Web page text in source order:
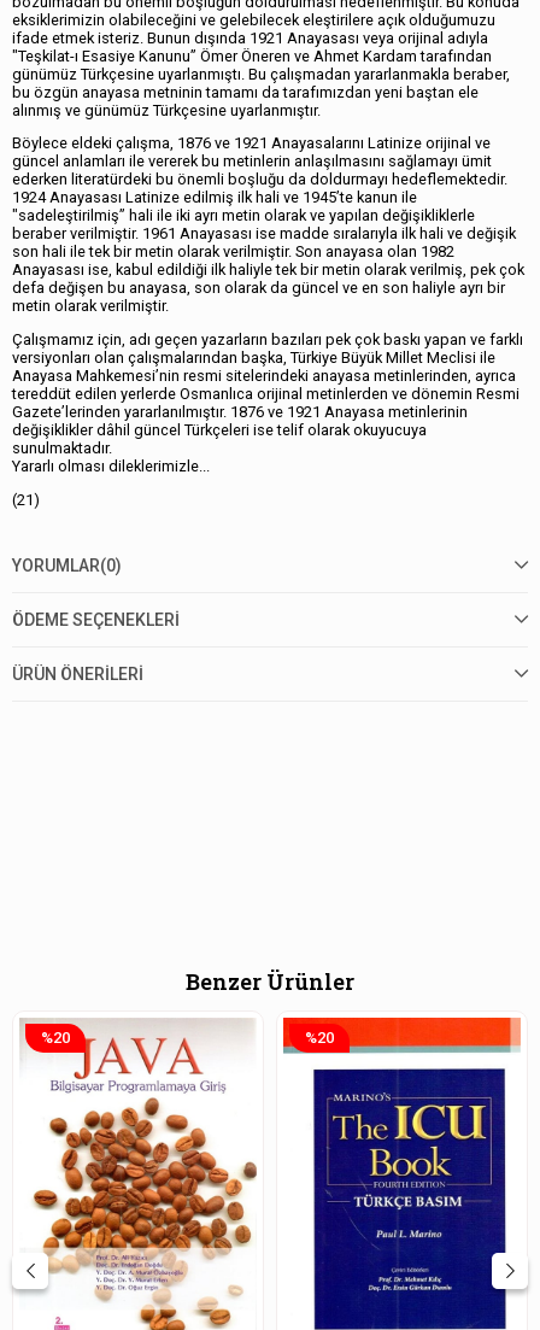
eksiklerimizin olabileceğini ve gelebilecek eleştirilere açık olduğumuzu
ifade etmek isteriz. Bunun dışında 1921 Anayasası veya orijinal adıyla
"Teşkilat-ı Esasiye Kanunu” Ömer Öneren ve Ahmet Kardam tarafından
günümüz Türkçesine uyarlanmıştı. Bu çalışmadan yararlanmakla beraber,
bu özgün anayasa metninin tamamı da tarafımızdan yeni baştan ele
alınmış ve günümüz Türkçesine uyarlanmıştır.
Böylece eldeki çalışma, 1876 ve 1921 Anayasalarını Latinize orijinal ve
güncel anlamları ile vererek bu metinlerin anlaşılmasını sağlamayı ümit
ederken literatürdeki bu önemli boşluğu da doldurmayı hedeflemektedir.
1924 Anayasası Latinize edilmiş ilk hali ve 1945’te kanun ile
"sadeleştirilmiş” hali ile iki ayrı metin olarak ve yapılan değişikliklerle
beraber verilmiştir. 1961 Anayasası ise madde sıralarıyla ilk hali ve değişik
son hali ile tek bir metin olarak verilmiştir. Son anayasa olan 1982
Anayasası ise, kabul edildiği ilk haliyle tek bir metin olarak verilmiş, pek çok
defa değişen bu anayasa, son olarak da güncel ve en son haliyle ayrı bir
metin olarak verilmiştir.
Çalışmamız için, adı geçen yazarların bazıları pek çok baskı yapan ve farklı
versiyonları olan çalışmalarından başka, Türkiye Büyük Millet Meclisi ile
Anayasa Mahkemesi’nin resmi sitelerindeki anayasa metinlerinden, ayrıca
tereddüt edilen yerlerde Osmanlıca orijinal metinlerden ve dönemin Resmi
Gazete’lerinden yararlanılmıştır. 1876 ve 1921 Anayasa metinlerinin
değişiklikler dâhil güncel Türkçeleri ise telif olarak okuyucuya
sunulmaktadır.
Yararlı olması dileklerimizle...
(21)
YORUMLAR(0)
ÖDEME SEÇENEKLERI
ÜRÜN ÖNERILERI
Benzer Ürünler
%20 %20